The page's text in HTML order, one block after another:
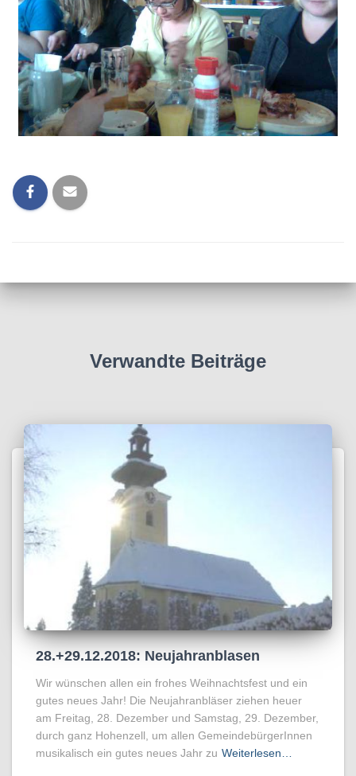
Verwandte Beiträge
28.+29.12.2018: Neujahranblasen
Wir wünschen allen ein frohes Weihnachtsfest und ein
gutes neues Jahr! Die Neujahranbläser ziehen heuer
am Freitag, 28. Dezember und Samstag, 29. Dezember,
durch ganz Hohenzell, um allen GemeindebürgerInnen
musikalisch ein gutes neues Jahr zu Weiterlesen…